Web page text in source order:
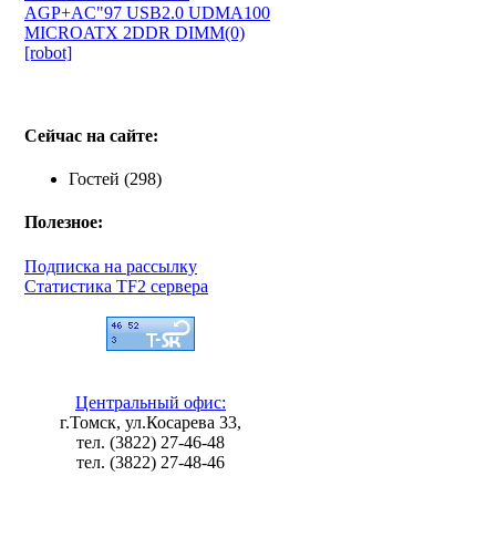
AGP+AC"97 USB2.0 UDMA100
MICROATX 2DDR DIMM(0)
[robot]
Сейчас на сайте:
Гостей (298)
Полезное:
Подписка на рассылку
Статистика TF2 сервера
Центральный офис:
г.Томск, ул.Косарева 33,
тел. (3822) 27-46-48
тел. (3822) 27-48-46